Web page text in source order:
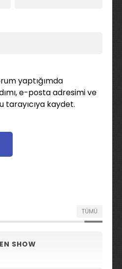
yaptığımda
e-posta adresimi ve
tarayıcıya kaydet.
TÜMÜ
SHOW